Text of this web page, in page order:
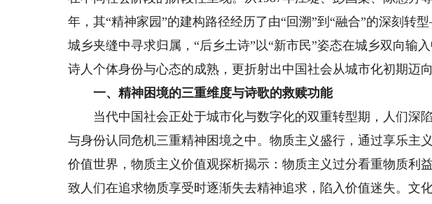
年，其“精神家园”的建构路径经历了由“回溯”到“融合”的深刻转
城乡夹缝中寻求归属，“后乡土诗”以“新市民”姿态在城乡双向输
诗人个体身份与心态的成熟，更折射出中国社会从城市化初期迈
一、精神困境的三重维度与诗歌的救赎功能
当代中国社会正处于城市化与数字化的双重转型期，人们深
与身份认同危机三重精神困境之中。物质主义盛行，通过享乐主
价值世界，物质主义价值观探析揭示：物质主义过分看重物质利
致人们在追求物质享受时逐渐失去精神追求，陷入价值迷失。文